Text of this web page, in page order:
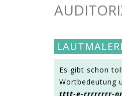
Es gibt schon
Wortbedeutung
tttt-e-rrrrrrrr-